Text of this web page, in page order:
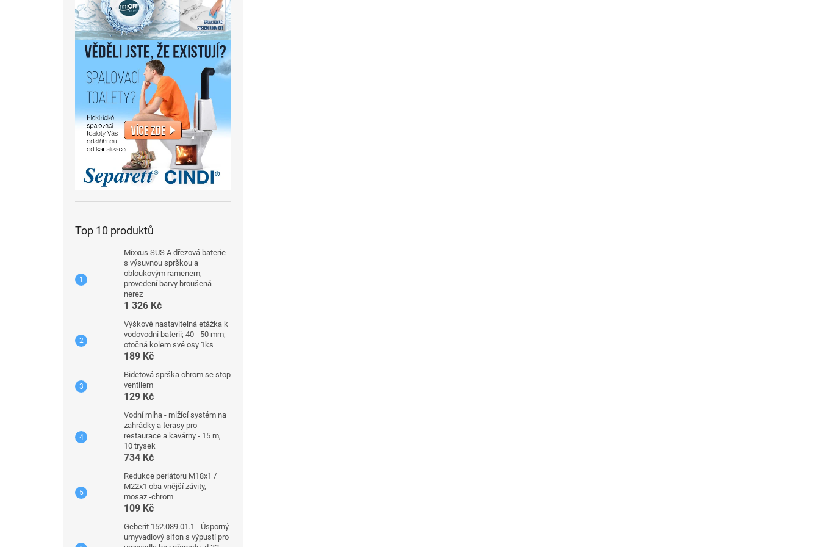
Top 10 produktů
Mixxus SUS A dřezová baterie
s výsuvnou sprškou a
obloukovým ramenem,
provedení barvy broušená
nerez
1 326 Kč
Výškově nastavitelná etážka k
vodovodní baterii; 40 - 50 mm;
otočná kolem své osy 1ks
189 Kč
Bidetová sprška chrom se stop
ventilem
129 Kč
Vodní mlha - mlžící systém na
zahrádky a terasy pro
restaurace a kavárny - 15 m,
10 trysek
734 Kč
Redukce perlátoru M18x1 /
M22x1 oba vnější závity,
mosaz -chrom
109 Kč
Geberit 152.089.01.1 - Úsporný
umyvadlový sifon s výpustí pro